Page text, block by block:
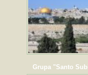
Grupa "Santo